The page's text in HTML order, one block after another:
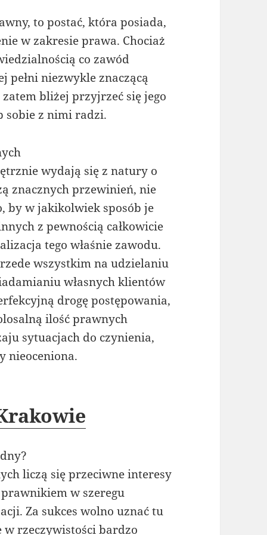
to postać, która posiada,
w zakresie prawa. Chociaż
co zawód
pełni niezwykle znaczącą
bliżej przyjrzeć się jego
sobie z nimi radzi.
wydają się z natury o
znacznych przewinień, nie
by w jakikolwiek sposób je
z pewnością całkowicie
tego właśnie zawodu.
wszystkim na udzielaniu
własnych klientów
drogę postępowania,
ilość prawnych
sytuacjach do czynienia,
nieoceniona.
liczą się przeciwne interesy
w szeregu
Za sukces wolno uznać tu
w rzeczywistości bardzo